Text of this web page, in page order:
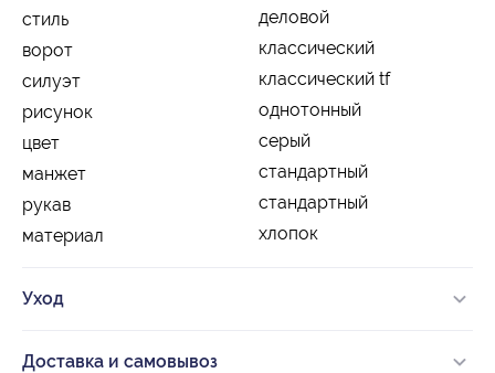
стиль
деловой
ворот
классический
силуэт
классический tf
рисунок
однотонный
цвет
серый
манжет
стандартный
рукав
стандартный
материал
хлопок
Уход
Доставка и самовывоз